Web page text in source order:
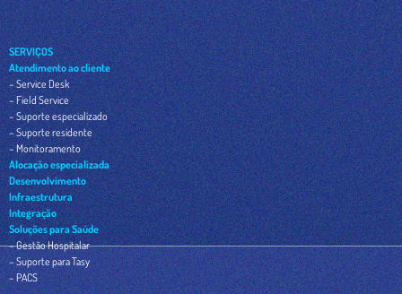
SERVIÇOS
Atendimento ao cliente
– Service Desk
– Field Service
– Suporte especializado
– Suporte residente
– Monitoramento
Alocação especializada
Desenvolvimento
Infraestrutura
Integração
Soluções para Saúde
– Gestão Hospitalar
– Suporte para Tasy
– PACS